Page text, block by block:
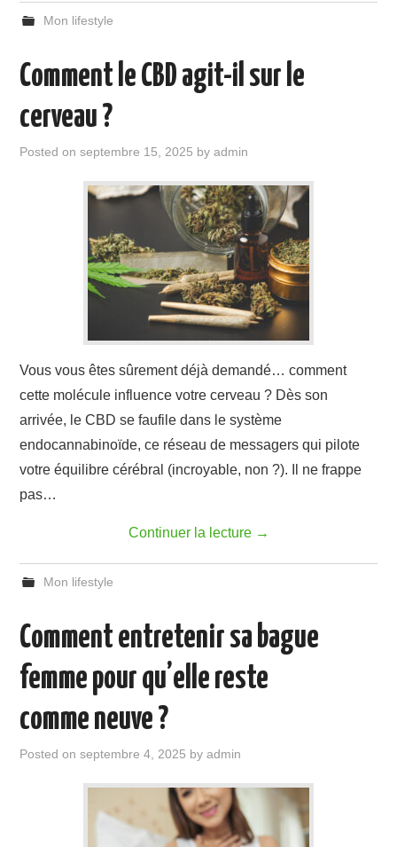
Mon lifestyle
Comment le CBD agit-il sur le
cerveau ?
Posted onseptembre 15, 2025 byadmin
Vous vous êtes sûrement déjà demandé… comment
cette molécule influence votre cerveau ? Dès son
arrivée, le CBD se faufile dans le système
endocannabinoïde, ce réseau de messagers qui pilote
votre équilibre cérébral (incroyable, non ?). Il ne frappe
pas…
Continuer la lecture →
Mon lifestyle
Comment entretenir sa bague
femme pour qu’elle reste
comme neuve ?
Posted onseptembre 4, 2025 byadmin